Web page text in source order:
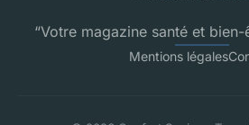
“Votre magazine santé et
Mentions légales